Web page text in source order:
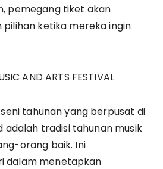
pemegang tiket akan
pilihan ketika mereka ingin
AND ARTS FESTIVAL
tahunan yang berpusat di
adalah tradisi tahunan musik
orang baik. Ini
dalam menetapkan